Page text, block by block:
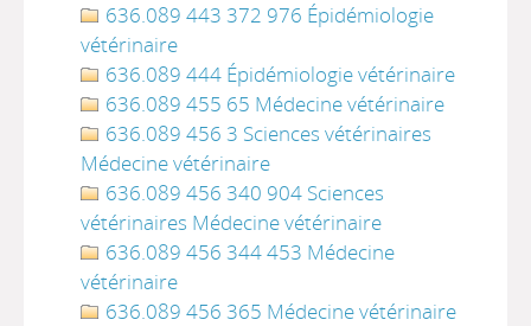
636.089 443 372 976 Épidémiologie
vétérinaire
636.089 444 Épidémiologie vétérinaire
636.089 455 65 Médecine vétérinaire
636.089 456 3 Sciences vétérinaires
Médecine vétérinaire
636.089 456 340 904 Sciences
vétérinaires Médecine vétérinaire
636.089 456 344 453 Médecine
vétérinaire
636.089 456 365 Médecine vétérinaire